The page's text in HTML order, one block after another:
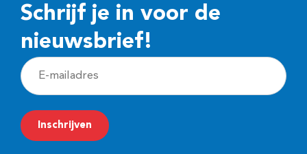
Schrijf je in voor de
nieuwsbrief!
E
-
m
a
Inschrijven